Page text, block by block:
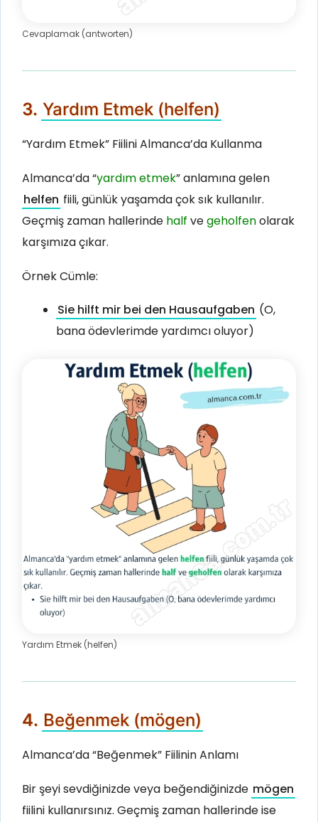
Cevaplamak (antworten)
3. Yardım Etmek (helfen)
“Yardım Etmek” Fiilini Almanca’da Kullanma
Almanca’da “yardım etmek” anlamına gelen
helfen fiili, günlük yaşamda çok sık kullanılır.
Geçmiş zaman hallerinde half vegeholfenolarak
karşımıza çıkar.
Örnek Cümle:
Sie hilft mir bei den Hausaufgaben (O,
bana ödevlerimde yardımcı oluyor)
Yardım Etmek (helfen)
4. Beğenmek (mögen)
Almanca’da “Beğenmek” Fiilinin Anlamı
Bir şeyi sevdiğinizde veya beğendiğinizde mögen
fiilini kullanırsınız. Geçmiş zaman hallerinde ise